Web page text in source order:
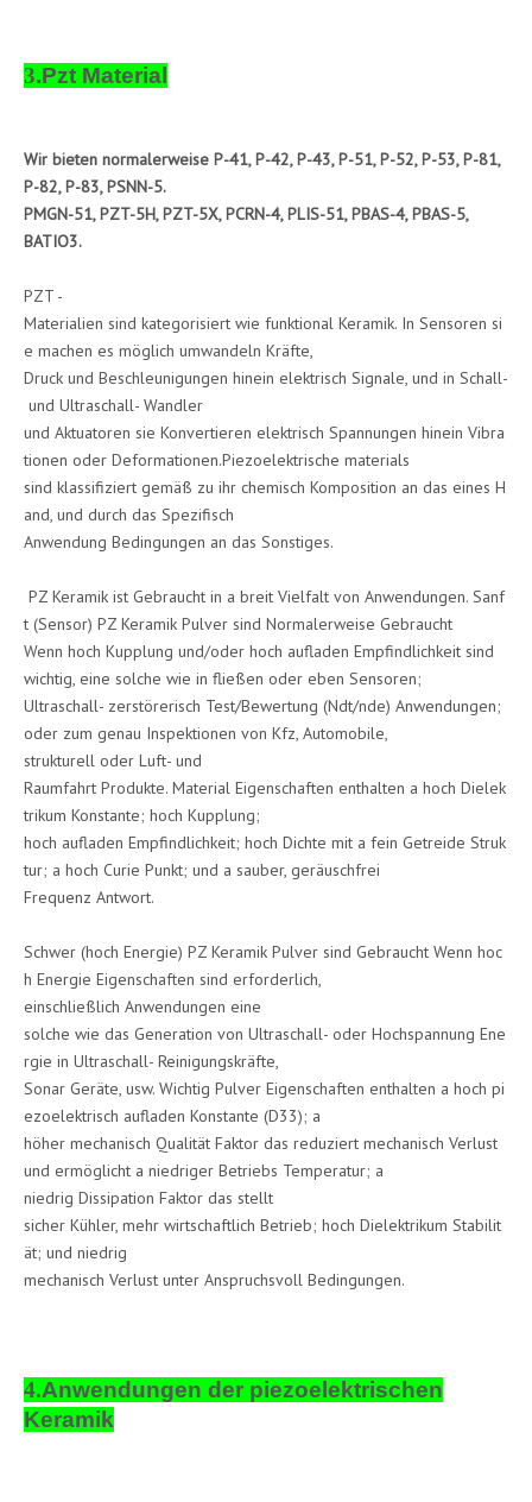
3.Pzt Material
Wir bieten normalerweise P-41, P-42, P-43, P-51, P-52, P-53, P-81,
P-82, P-83, PSNN-5.
PMGN-51, PZT-5H, PZT-5X, PCRN-4, PLIS-51, PBAS-4, PBAS-5,
BATIO3.
PZT -
Materialien sind kategorisiert wie funktional Keramik. In Sensoren si
e machen es möglich umwandeln Kräfte,
Druck und Beschleunigungen hinein elektrisch Signale, und in Schall-
und Ultraschall- Wandler
und Aktuatoren sie Konvertieren elektrisch Spannungen hinein Vibra
tionen oder Deformationen.Piezoelektrische materials
sind klassifiziert gemäß zu ihr chemisch Komposition an das eines H
and, und durch das Spezifisch
Anwendung Bedingungen an das Sonstiges.
PZ Keramik ist Gebraucht in a breit Vielfalt von Anwendungen. Sanf
t (Sensor) PZ Keramik Pulver sind Normalerweise Gebraucht
Wenn hoch Kupplung und/oder hoch aufladen Empfindlichkeit sind
wichtig, eine solche wie in fließen oder eben Sensoren;
Ultraschall- zerstörerisch Test/Bewertung (Ndt/nde) Anwendungen;
oder zum genau Inspektionen von Kfz, Automobile,
strukturell oder Luft- und
Raumfahrt Produkte. Material Eigenschaften enthalten a hoch Dielek
trikum Konstante; hoch Kupplung;
hoch aufladen Empfindlichkeit; hoch Dichte mit a fein Getreide Struk
tur; a hoch Curie Punkt; und a sauber, geräuschfrei
Frequenz Antwort.
Schwer (hoch Energie) PZ Keramik Pulver sind Gebraucht Wenn hoc
h Energie Eigenschaften sind erforderlich,
einschließlich Anwendungen eine
solche wie das Generation von Ultraschall- oder Hochspannung Ene
rgie in Ultraschall- Reinigungskräfte,
Sonar Geräte, usw. Wichtig Pulver Eigenschaften enthalten a hoch pi
ezoelektrisch aufladen Konstante (D33); a
höher mechanisch Qualität Faktor das reduziert mechanisch Verlust
und ermöglicht a niedriger Betriebs Temperatur; a
niedrig Dissipation Faktor das stellt
sicher Kühler, mehr wirtschaftlich Betrieb; hoch Dielektrikum Stabilit
ät; und niedrig
mechanisch Verlust unter Anspruchsvoll Bedingungen.
4.Anwendungen der piezoelektrischen
Keramik